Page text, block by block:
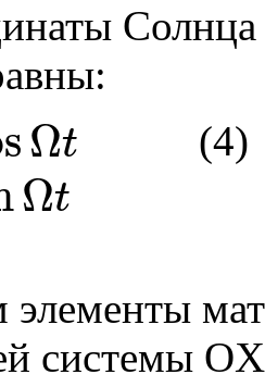
Ωt
Ωt
(4)
элементы
системы